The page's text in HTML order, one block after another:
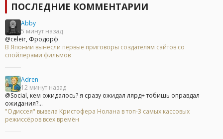
ПОСЛЕДНИЕ КОММЕНТАРИИ
Abby
5 минут назад
@celeir, Фродорф
В Японии вынесли первые приговоры создателям сайтов со
спойлерами фильмов
Adren
12 минут назад
@Social, кем ожидалось? я сразу ожидал лярд+ тобишь оправдал
ожидания?...
"Одиссея" вывела Кристофера Нолана в топ-3 самых кассовых
режиссёров всех времён